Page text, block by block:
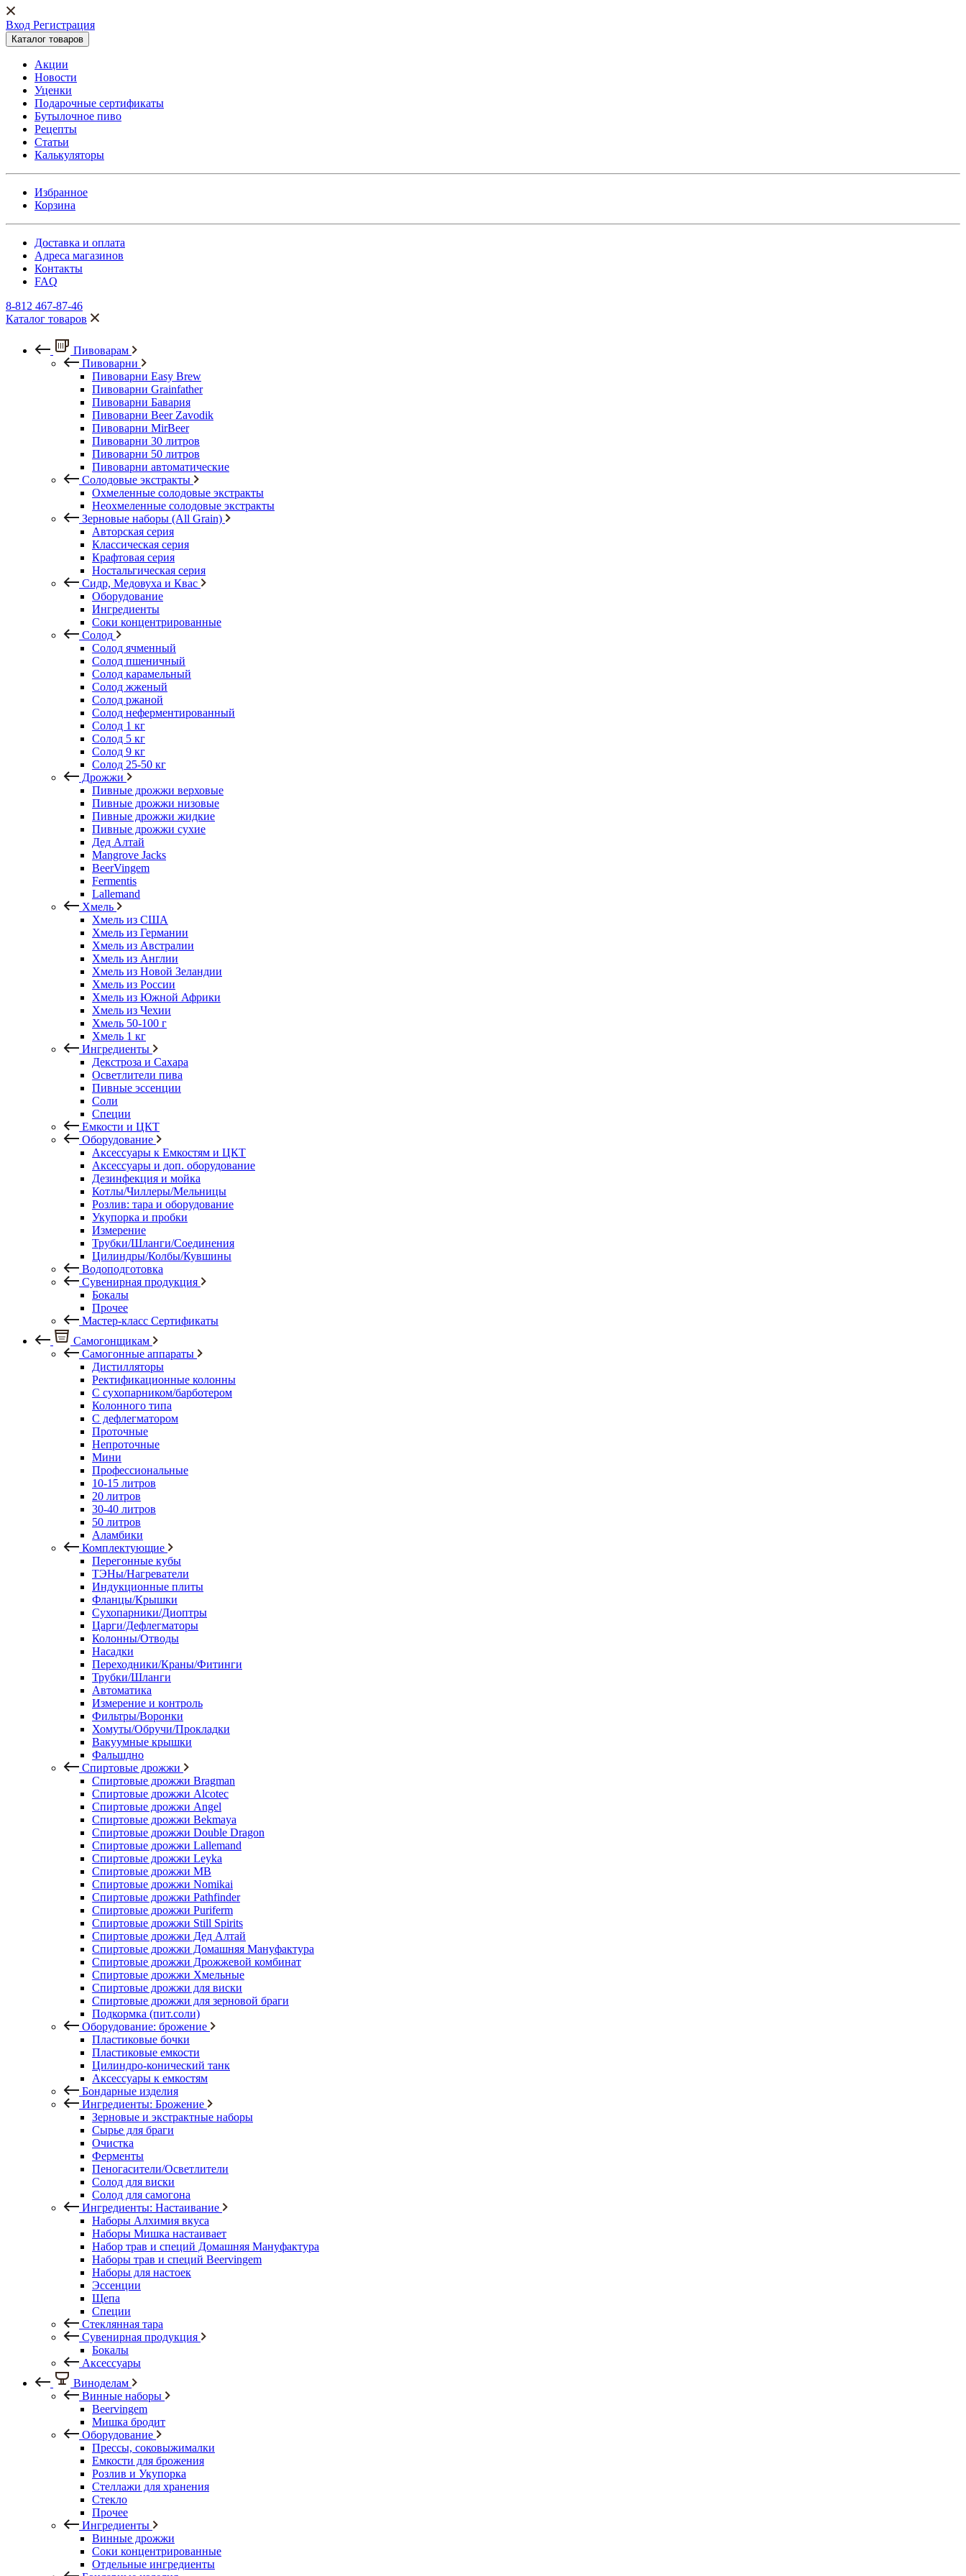
Вход Регистрация
Каталог товаров
Акции
Новости
Уценки
Подарочные сертификаты
Бутылочное пиво
Рецепты
Статьи
Калькуляторы
Избранное
Корзина
Доставка и оплата
Адреса магазинов
Контакты
FAQ
8-812 467-87-46
Каталог товаров
Пивоварам
Пивоварни
Пивоварни Easy Brew
Пивоварни Grainfather
Пивоварни Бавария
Пивоварни Beer Zavodik
Пивоварни MirBeer
Пивоварни 30 литров
Пивоварни 50 литров
Пивоварни автоматические
Солодовые экстракты
Охмеленные солодовые экстракты
Неохмеленные солодовые экстракты
Зерновые наборы (All Grain)
Авторская серия
Классическая серия
Крафтовая серия
Ностальгическая серия
Сидр, Медовуха и Квас
Оборудование
Ингредиенты
Соки концентрированные
Солод
Солод ячменный
Солод пшеничный
Солод карамельный
Солод жженый
Солод ржаной
Солод неферментированный
Солод 1 кг
Солод 5 кг
Солод 9 кг
Солод 25-50 кг
Дрожжи
Пивные дрожжи верховые
Пивные дрожжи низовые
Пивные дрожжи жидкие
Пивные дрожжи сухие
Дед Алтай
Mangrove Jacks
BeerVingem
Fermentis
Lallemand
Хмель
Хмель из США
Хмель из Германии
Хмель из Австралии
Хмель из Англии
Хмель из Новой Зеландии
Хмель из России
Хмель из Южной Африки
Хмель из Чехии
Хмель 50-100 г
Хмель 1 кг
Ингредиенты
Декстроза и Сахара
Осветлители пива
Пивные эссенции
Соли
Специи
Емкости и ЦКТ
Оборудование
Аксессуары к Емкостям и ЦКТ
Аксессуары и доп. оборудование
Дезинфекция и мойка
Котлы/Чиллеры/Мельницы
Розлив: тара и оборудование
Укупорка и пробки
Измерение
Трубки/Шланги/Соединения
Цилиндры/Колбы/Кувшины
Водоподготовка
Сувенирная продукция
Бокалы
Прочее
Мастер-класс Сертификаты
Самогонщикам
Самогонные аппараты
Дистилляторы
Ректификационные колонны
С сухопарником/барботером
Колонного типа
С дефлегматором
Проточные
Непроточные
Мини
Профессиональные
10-15 литров
20 литров
30-40 литров
50 литров
Аламбики
Комплектующие
Перегонные кубы
ТЭНы/Нагреватели
Индукционные плиты
Фланцы/Крышки
Сухопарники/Диоптры
Царги/Дефлегматоры
Колонны/Отводы
Насадки
Переходники/Краны/Фитинги
Трубки/Шланги
Автоматика
Измерение и контроль
Фильтры/Воронки
Хомуты/Обручи/Прокладки
Вакуумные крышки
Фальшдно
Спиртовые дрожжи
Спиртовые дрожжи Bragman
Спиртовые дрожжи Alcotec
Спиртовые дрожжи Angel
Спиртовые дрожжи Bekmaya
Спиртовые дрожжи Double Dragon
Спиртовые дрожжи Lallemand
Спиртовые дрожжи Leyka
Спиртовые дрожжи MB
Спиртовые дрожжи Nomikai
Спиртовые дрожжи Pathfinder
Спиртовые дрожжи Puriferm
Спиртовые дрожжи Still Spirits
Спиртовые дрожжи Дед Алтай
Спиртовые дрожжи Домашняя Мануфактура
Спиртовые дрожжи Дрожжевой комбинат
Спиртовые дрожжи Хмельные
Спиртовые дрожжи для виски
Спиртовые дрожжи для зерновой браги
Подкормка (пит.соли)
Оборудование: брожение
Пластиковые бочки
Пластиковые емкости
Цилиндро-конический танк
Аксессуары к емкостям
Бондарные изделия
Ингредиенты: Брожение
Зерновые и экстрактные наборы
Сырье для браги
Очистка
Ферменты
Пеногасители/Осветлители
Солод для виски
Солод для самогона
Ингредиенты: Настаивание
Наборы Алхимия вкуса
Наборы Мишка настаивает
Набор трав и специй Домашняя Мануфактура
Наборы трав и специй Beervingem
Наборы для настоек
Эссенции
Щепа
Специи
Стеклянная тара
Сувенирная продукция
Бокалы
Аксессуары
Виноделам
Винные наборы
Beervingem
Мишка бродит
Оборудование
Прессы, соковыжималки
Емкости для брожения
Розлив и Укупорка
Стеллажи для хранения
Стекло
Прочее
Ингредиенты
Винные дрожжи
Соки концентрированные
Отдельные ингредиенты